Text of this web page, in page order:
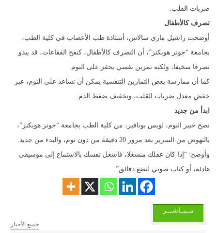
ضربات القلب.
تصرف كالأطفال
أوضحت راشيل ماري سالاس، أستاذة طب الأعصاب في كلية الطب،
بجامعة “جونز هوبكنز”، أن التصرف كالأطفال، كنفخ الفقاعات، قد يبدو
تصرفا سخيفا، ولكنه تمرين نفسي يحفز على النوم.
كما أن ممارسة بعض التمارين التنفسية يمكن أن تساعد على النوم، عبر
خفض معدل ضربات القلب، وتخفيف ضغط الدم.
ابدأ من جديد
نصح خبير النوم، لويس بونافير، من كلية الطب بجامعة “جونز هوبكنز”،
بالنهوض من السرير بعد مرور 20 دقيقة من دون نوم، والبدء من جديد.
وأوضح: “إذا كان عقلك منشغلا، فاشغل نفسك بالاستماع إلى موسيقى
هادئة، أو كتاب صوتي لبضع دقائق”.
مــبــاشـــر
جميع الأخبار